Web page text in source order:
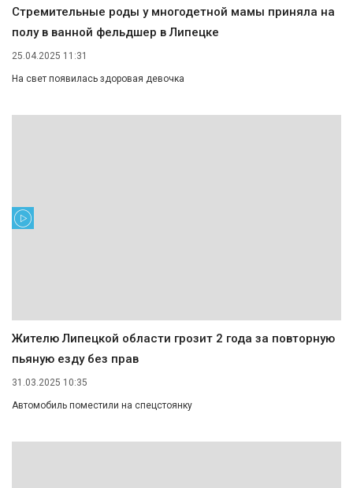
Стремительные роды у многодетной мамы приняла на
полу в ванной фельдшер в Липецке
25.04.2025 11:31
На свет появилась здоровая девочка
Жителю Липецкой области грозит 2 года за повторную
пьяную езду без прав
31.03.2025 10:35
Автомобиль поместили на спецстоянку